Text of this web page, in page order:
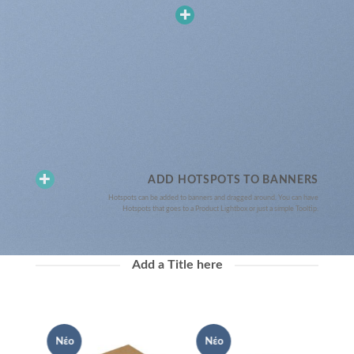
ADD HOTSPOTS TO BANNERS
Hotspots can be added to banners and dragged around. You can have
Hotspots that goes to a Product Lightbox or just a simple Tooltip.
Add a Title here
Νέο Νέο